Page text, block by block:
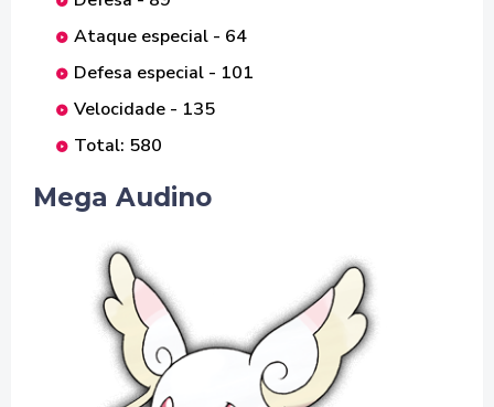
Ataque especial - 64
Defesa especial - 101
Velocidade - 135
Total: 580
Mega Audino